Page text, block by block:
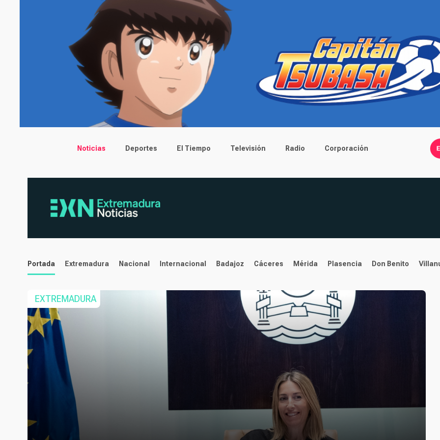
Main menu
Noticias Deportes El Tiempo Televisión Radio Corporación
noticias
Portada Extremadura Nacional Internacional Badajoz Cáceres Mérida Plasencia Don Benito
EXTREMADURA